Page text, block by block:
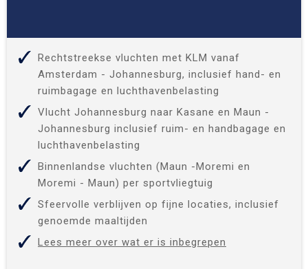
Rechtstreekse vluchten met KLM vanaf
Amsterdam - Johannesburg, inclusief hand- en
ruimbagage en luchthavenbelasting
Vlucht Johannesburg naar Kasane en Maun -
Johannesburg inclusief ruim- en handbagage en
luchthavenbelasting
Binnenlandse vluchten (Maun -Moremi en
Moremi - Maun) per sportvliegtuig
Sfeervolle verblijven op fijne locaties, inclusief
genoemde maaltijden
Lees meer over wat er is inbegrepen